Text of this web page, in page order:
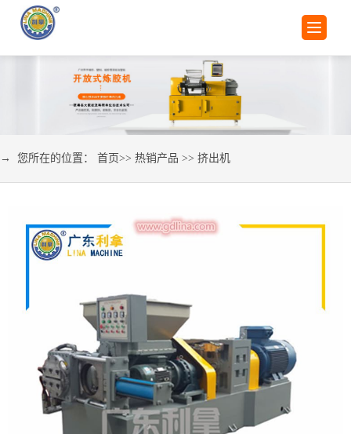
→ 您所在的位置： 首页>> 热销产品 >> 挤出机